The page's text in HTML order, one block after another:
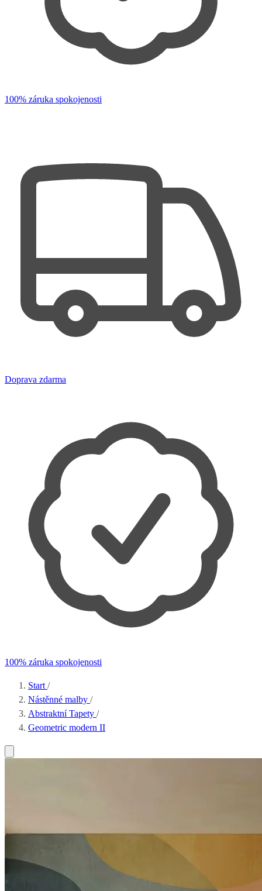
100% záruka spokojenosti
Doprava zdarma
100% záruka spokojenosti
Start /
Nástěnné malby /
Abstraktní Tapety /
Geometric modern II